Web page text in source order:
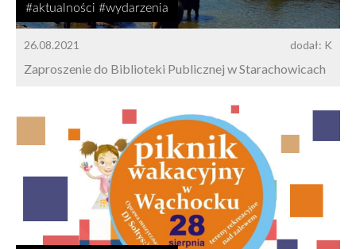
#aktualności #wydarzenia
26.08.2021 dodał: K
Zaproszenie do Biblioteki Publicznej w Starachowicach